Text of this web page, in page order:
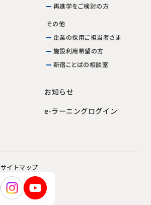
再進学をご検討の方
その他
企業の採用ご担当者さま
施設利用希望の方
新宿ことばの相談室
お知らせ
e-ラーニングログイン
サイトマップ